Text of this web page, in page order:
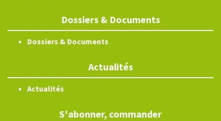
Dossiers & Documents
Dossiers & Documents
Actualités
Actualités
S'abonner, commander